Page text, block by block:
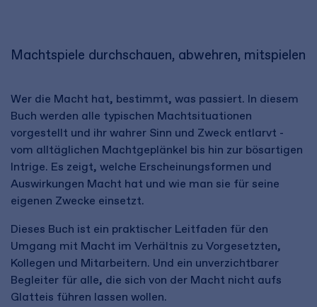
Machtspiele durchschauen, abwehren, mitspielen
Wer die Macht hat, bestimmt, was passiert. In diesem
Buch werden alle typischen Machtsituationen
vorgestellt und ihr wahrer Sinn und Zweck entlarvt -
vom alltäglichen Machtgeplänkel bis hin zur bösartigen
Intrige. Es zeigt, welche Erscheinungsformen und
Auswirkungen Macht hat und wie man sie für seine
eigenen Zwecke einsetzt.
Dieses Buch ist ein praktischer Leitfaden für den
Umgang mit Macht im Verhältnis zu Vorgesetzten,
Kollegen und Mitarbeitern. Und ein unverzichtbarer
Begleiter für alle, die sich von der Macht nicht aufs
Glatteis führen lassen wollen.